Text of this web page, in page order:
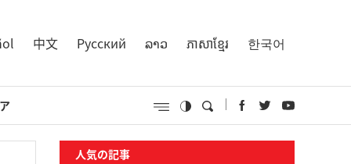
中文 Русский ລາວ ភាសាខ្មែរ 한국어
人気の記事